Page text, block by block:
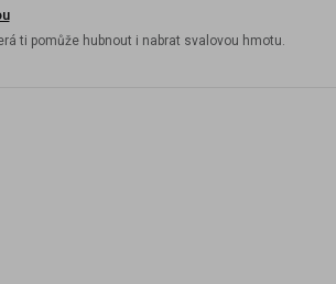
ti pomůže hubnout i nabrat svalovou hmotu.